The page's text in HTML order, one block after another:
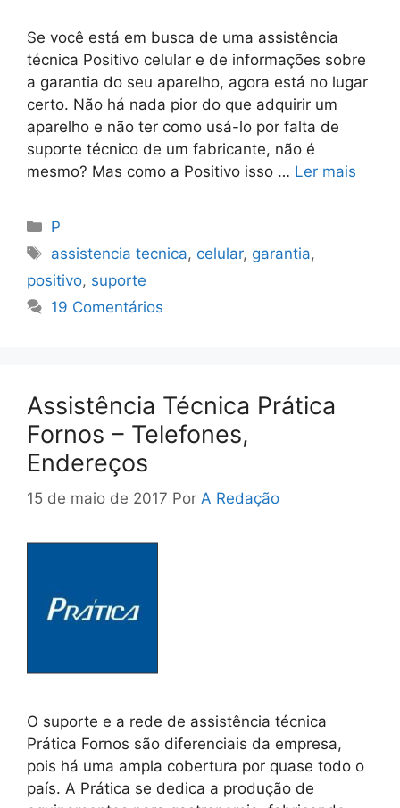
Se você está em busca de uma assistência
técnica Positivo celular e de informações sobre
a garantia do seu aparelho, agora está no lugar
certo. Não há nada pior do que adquirir um
aparelho e não ter como usá-lo por falta de
suporte técnico de um fabricante, não é
mesmo? Mas como a Positivo isso … Ler mais
Categorias
P
Tags
assistencia tecnica, celular, garantia,
positivo, suporte
19 Comentários
Assistência Técnica Prática
Fornos – Telefones,
Endereços
15 de maio de 2017 Por A Redação
O suporte e a rede de assistência técnica
Prática Fornos são diferenciais da empresa,
pois há uma ampla cobertura por quase todo o
país. A Prática se dedica a produção de